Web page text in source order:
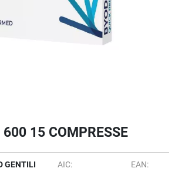
600 15 COMPRESSE
GENTILI
AIC:
EAN: